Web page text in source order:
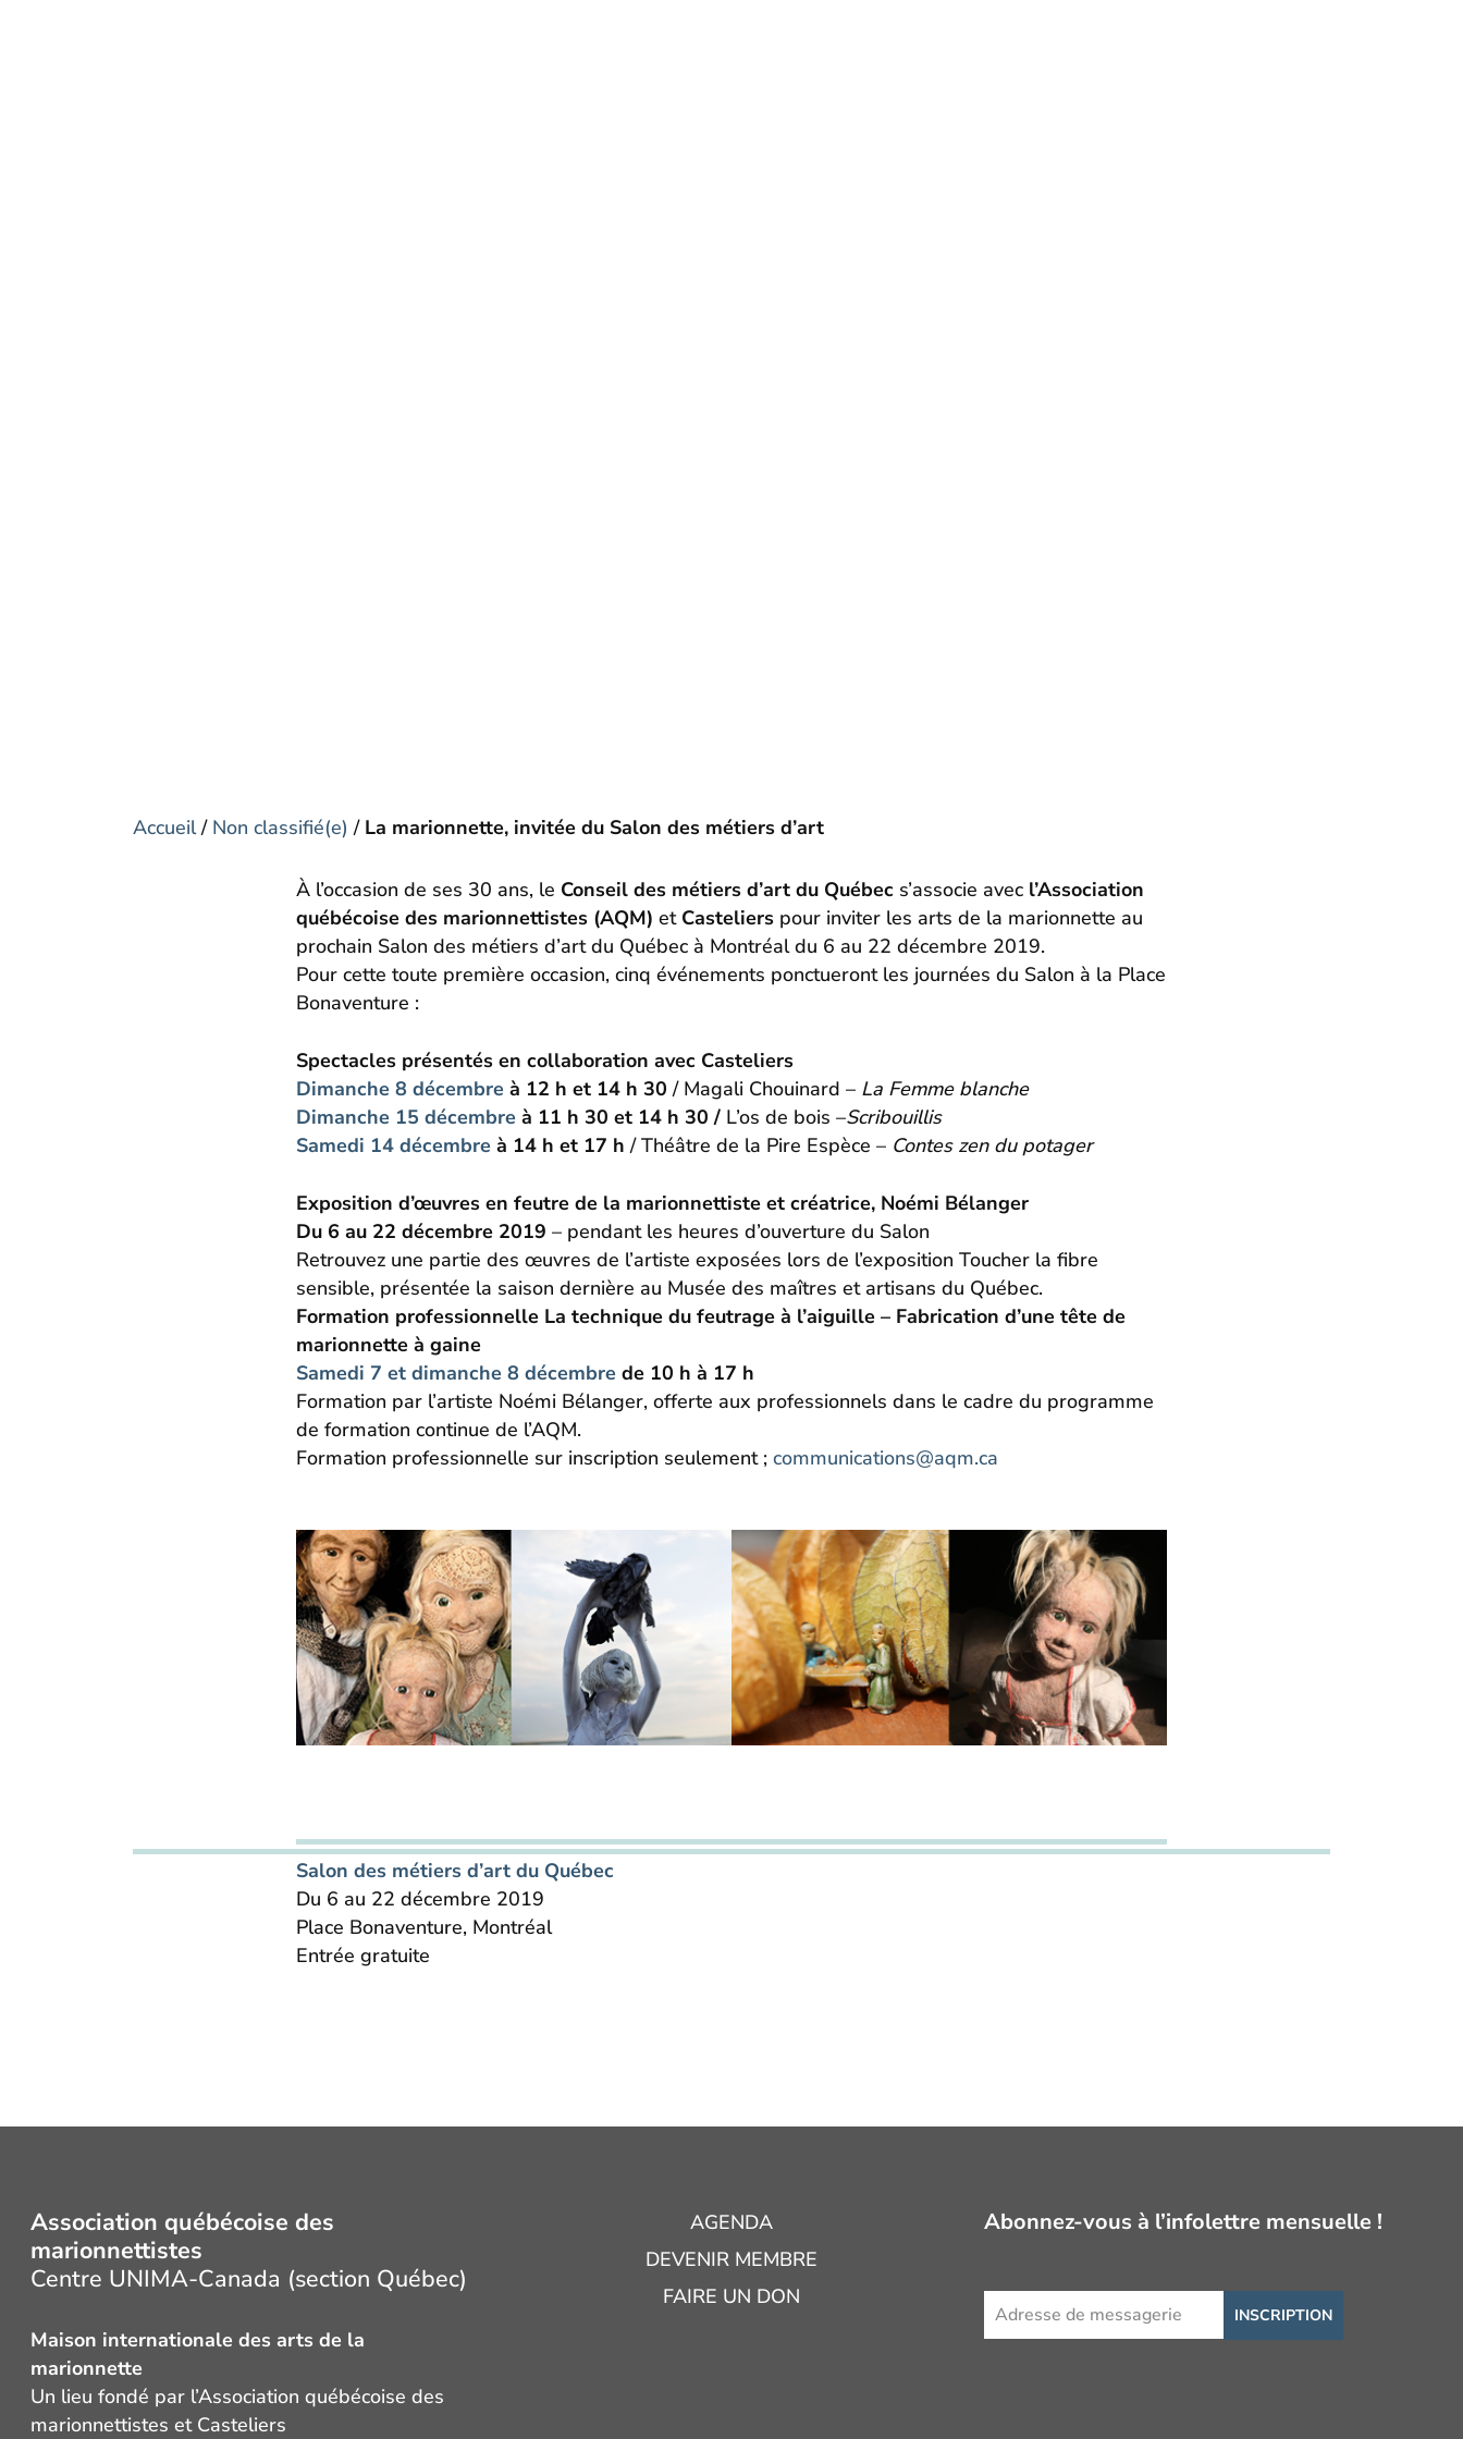
Accueil/ Non classifié(e) / La marionnette, invitée du Salon des métiers d’art
À l’occasion de ses 30 ans, le Conseil des métiers d’art du Québec s’associe avec l’Association
québécoise des marionnettistes (AQM) et Casteliers pour inviter les arts de la marionnette au
prochain Salon des métiers d’art du Québec à Montréal du 6 au 22 décembre 2019.
Pour cette toute première occasion, cinq événements ponctueront les journées du Salon à la Place
Bonaventure :
Spectacles présentés en collaboration avec Casteliers
Dimanche 8 décembre à 12 h et 14 h 30 / Magali Chouinard – La Femme blanche
Dimanche 15 décembre à 11 h 30 et 14 h 30 / L’os de bois –Scribouillis
Samedi 14 décembre à 14 h et 17 h / Théâtre de la Pire Espèce – Contes zen du potager
Exposition d’œuvres en feutre de la marionnettiste et créatrice, Noémi Bélanger
Du 6 au 22 décembre 2019 – pendant les heures d’ouverture du Salon
Retrouvez une partie des œuvres de l’artiste exposées lors de l’exposition Toucher la fibre
sensible, présentée la saison dernière au Musée des maîtres et artisans du Québec.
Formation professionnelle La technique du feutrage à l’aiguille – Fabrication d’une tête de
marionnette à gaine
Samedi 7 et dimanche 8 décembre de 10 h à 17 h
Formation par l’artiste Noémi Bélanger, offerte aux professionnels dans le cadre du programme
de formation continue de l’AQM.
Formation professionnelle sur inscription seulement ; communications@aqm.ca
Salon des métiers d’art du Québec
Du 6 au 22 décembre 2019
Place Bonaventure, Montréal
Entrée gratuite
Association québécoise des
marionnettistes
Centre UNIMA-Canada (section Québec)
Maison internationale des arts de la
marionnette
Un lieu fondé par l’Association québécoise des
marionnettistes et Casteliers
AGENDA
DEVENIR MEMBRE
FAIRE UN DON
Abonnez-vous à l’infolettre mensuelle !
INSCRIPTION